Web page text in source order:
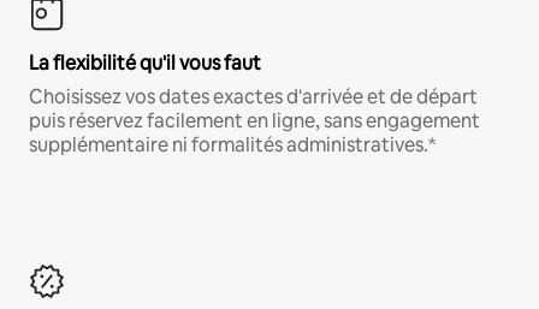
La flexibilité qu'il vous faut
Choisissez vos dates exactes d'arrivée et de départ
puis réservez facilement en ligne, sans engagement
supplémentaire ni formalités administratives.*